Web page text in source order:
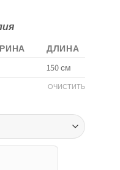
ДЛИНА
150 см
ОЧИСТИТЬ